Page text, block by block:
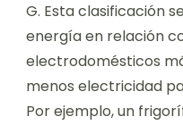
G. Esta clasificación
energía en relación
electrodomésticos
menos electricidad
Por ejemplo, un